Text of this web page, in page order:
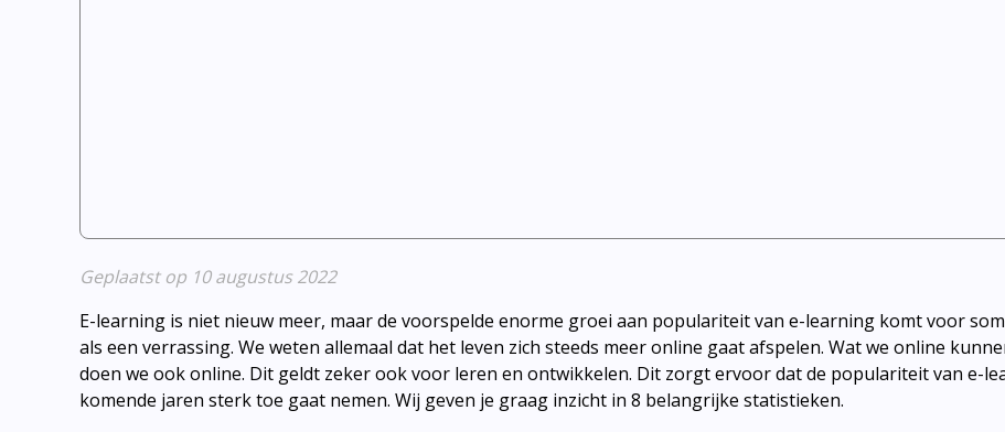
Geplaatst op 10 augustus 2022
E-learning is niet nieuw meer, maar de voorspelde enorme groei aan populariteit van e-learning komt voor
als een verrassing. We weten allemaal dat het leven zich steeds meer online gaat afspelen. Wat we online
doen we ook online. Dit geldt zeker ook voor leren en ontwikkelen. Dit zorgt ervoor dat de populariteit van e-
komende jaren sterk toe gaat nemen. Wij geven je graag inzicht in 8 belangrijke statistieken.